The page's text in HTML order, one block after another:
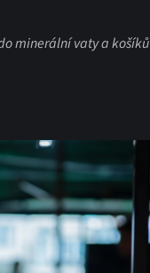
minerální vaty a košíků